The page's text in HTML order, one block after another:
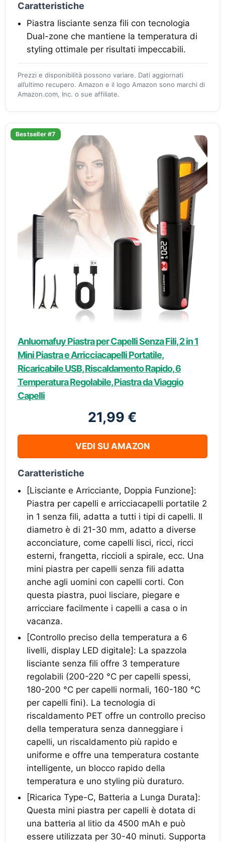
Caratteristiche
Piastra lisciante senza fili con tecnologia
Dual-zone che mantiene la temperatura di
styling ottimale per risultati impeccabili.
Prezzi e disponibilità possono variare. Dati aggiornati
all’ultimo recupero. Amazon e il logo Amazon sono marchi di
Amazon.com, Inc. o sue affiliate.
Bestseller #7
Anluomafuy Piastra per Capelli Senza Fili, 2 in 1
Mini Piastra e Arricciacapelli Portatile,
Ricaricabile USB, Riscaldamento Rapido, 6
Temperatura Regolabile, Piastra da Viaggio
Capelli
21,99 €
VEDI SU AMAZON
Caratteristiche
[Lisciante e Arricciante, Doppia Funzione]:
Piastra per capelli e arricciacapelli portatile 2
in 1 senza fili, adatta a tutti i tipi di capelli. Il
diametro è di 21-30 mm, adatto a diverse
acconciature, come capelli lisci, ricci, ricci
esterni, frangetta, riccioli a spirale, ecc. Una
mini piastra per capelli senza fili adatta
anche agli uomini con capelli corti. Con
questa piastra, puoi lisciare, piegare e
arricciare facilmente i capelli a casa o in
vacanza.
[Controllo preciso della temperatura a 6
livelli, display LED digitale]: La spazzola
lisciante senza fili offre 3 temperature
regolabili (200-220 °C per capelli spessi,
180-200 °C per capelli normali, 160-180 °C
per capelli fini). La tecnologia di
riscaldamento PET offre un controllo preciso
della temperatura senza danneggiare i
capelli, un riscaldamento più rapido e
uniforme e offre una temperatura costante
intelligente, un blocco rapido della
temperatura e uno styling più duraturo.
[Ricarica Type-C, Batteria a Lunga Durata]:
Questa mini piastra per capelli è dotata di
una batteria al litio da 4500 mAh e può
essere utilizzata per 30-40 minuti. Supporta